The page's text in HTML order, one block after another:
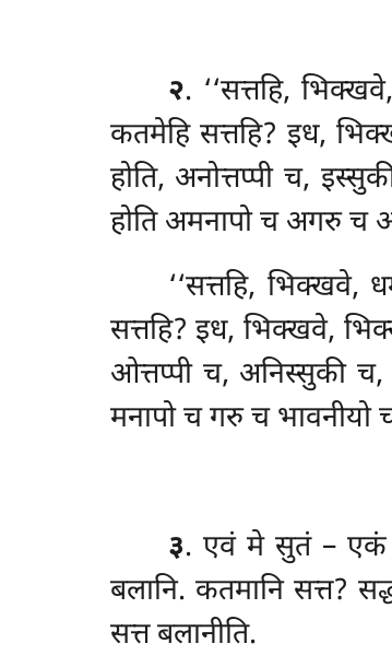
२. ‘‘सत्तहि,
कतमेहि सत्तहि? इध,
होति, अनोत्तप्पी च,
होति अमनापो च अगरु च
‘‘सत्तहि, भिक्खवे,
सत्तहि? इध, भिक्खवे,
ओत्तप्पी च, अनिस्सुकी च,
मनापो च गरु च भावनीयो
३. एवं मे सुतं – एकं
बलानि. कतमानि सत्त?
सत्त बलानीति.